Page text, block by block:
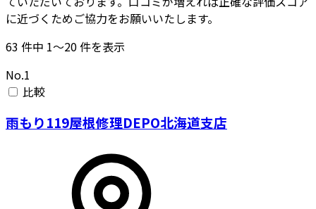
に近づくためご協力をお願いいたします。
63 件中 1〜20件を表示
No.1
比較
雨もり119屋根修理DEPO北海道支店